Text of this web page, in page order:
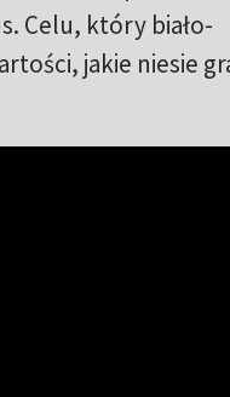
Celu, który biało-
jakie niesie